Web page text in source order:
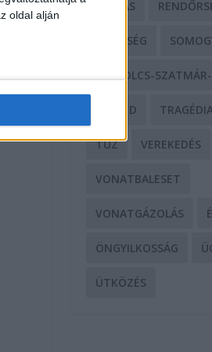
oldal alján
RABLÁS
SEGÍTSÉG
SZABOLCS-
SZEGED
TŰZ VEREKEDÉS
VONATBALESET
VONATGÁZOLÁS
ÖNGYILKOSSÁG
ÜTKÖZÉS